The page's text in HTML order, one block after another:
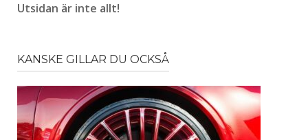
Utsidan är inte allt!
KANSKE GILLAR DU OCKSÅ